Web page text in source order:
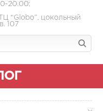
20.00;
“Globo”, цокольный
107